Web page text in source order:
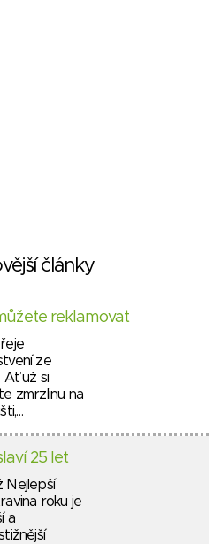
články
reklamovat
ze
Ať už si
zmrzlinu na
25 let
Nejlepší
roku je
a